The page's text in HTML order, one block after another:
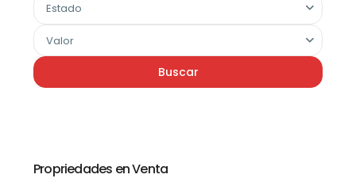
Estado
Valor
Buscar
Propriedades en Venta